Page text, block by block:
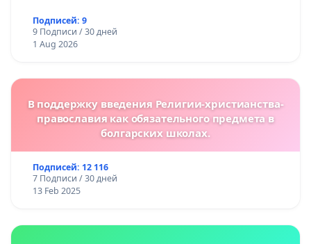
Подписей: 9
9 Подписи / 30 дней
1 Aug 2026
В поддержку введения Религии-христианства-
православия как обязательного предмета в
болгарских школах.
Подписей: 12 116
7 Подписи / 30 дней
13 Feb 2025